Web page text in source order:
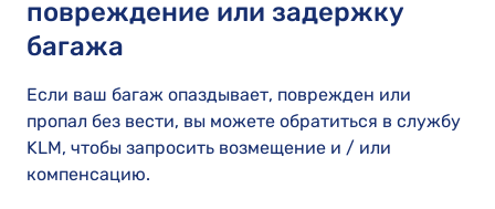
повреждение или задержку
багажа
Если ваш багаж опаздывает, поврежден или
пропал без вести, вы можете обратиться в службу
KLM, чтобы запросить возмещение и / или
компенсацию.